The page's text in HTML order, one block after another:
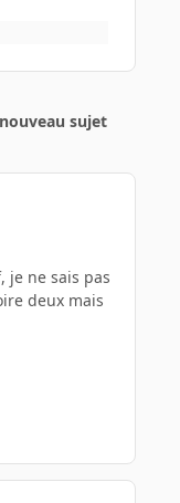
sujet
je ne sais pas
deux mais